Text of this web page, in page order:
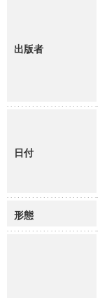
出版者
日付
形態